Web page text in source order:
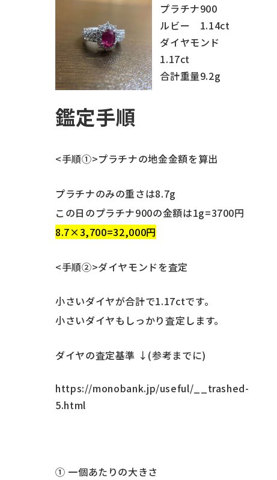
プラチナ900
ルビー 1.14ct
ダイヤモンド
1.17ct
合計重量9.2g
鑑定手順
<手順①>プラチナの地金金額を算出
プラチナのみの重さは8.7g
この日のプラチナ900の金額は1g=3700円
8.7×3,700=32,000円
<手順②>ダイヤモンドを査定
小さいダイヤが合計で1.17ctです。
小さいダイヤもしっかり査定します。
ダイヤの査定基準 ↓(参考までに)
https://monobank.jp/useful/__trashed-
5.html
① 一個あたりの大きさ